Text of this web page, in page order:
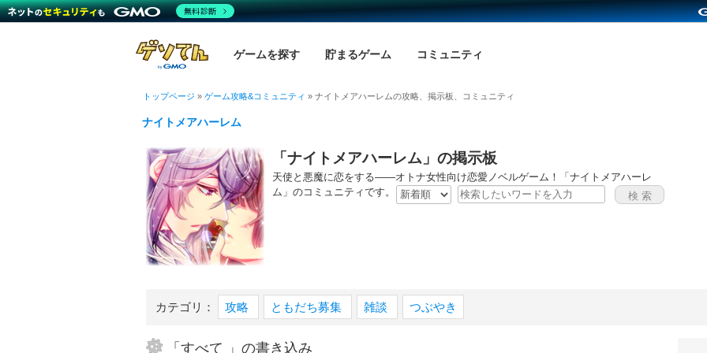
ゲームを探す 貯まるゲーム コミュニティ
トップページ » ゲーム攻略&コミュニティ » ナイトメアハーレムの攻略、掲示板、コミュニティ
ナイトメアハーレム
「ナイトメアハーレム」の掲示板
天使と悪魔に恋をする――オトナ女性向け恋愛ノベルゲーム！「ナイトメアハーレ
ム」のコミュニティです。
カテゴリ： 攻略 ともだち募集 雑談 つぶやき
「すべて 」の書き込み
無料診断